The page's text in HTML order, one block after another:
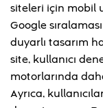
siteleri için mobil
Google
duyarlı tasarım
site, kullanıcı
motorlarında
Ayrıca,